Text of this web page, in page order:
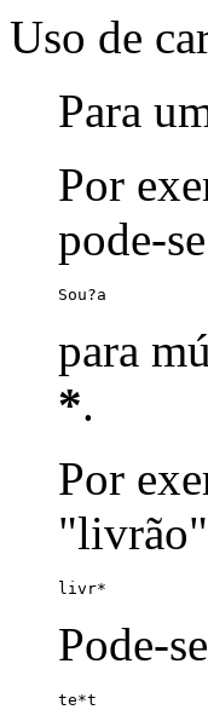
Uso de
Para
Por
pode-
Sou?a
para
*.
Por
"livrão"
livr*
Pode-
te*t